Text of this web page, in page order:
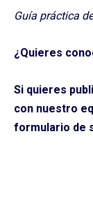
Guía práctica
¿Quieres
Si quieres
con nuestro
formulario de